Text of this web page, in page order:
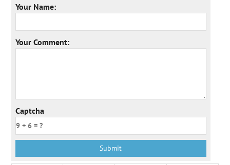
Your Name:
Your Comment:
Captcha